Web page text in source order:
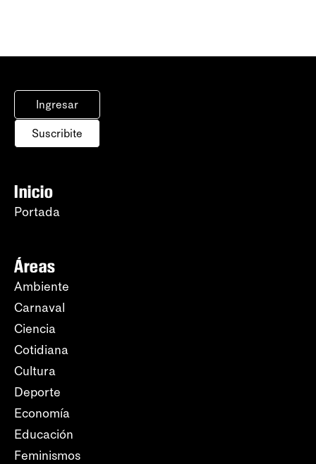
Ingresar
Suscribite
Inicio
Portada
Áreas
Ambiente
Carnaval
Ciencia
Cotidiana
Cultura
Deporte
Economía
Educación
Feminismos